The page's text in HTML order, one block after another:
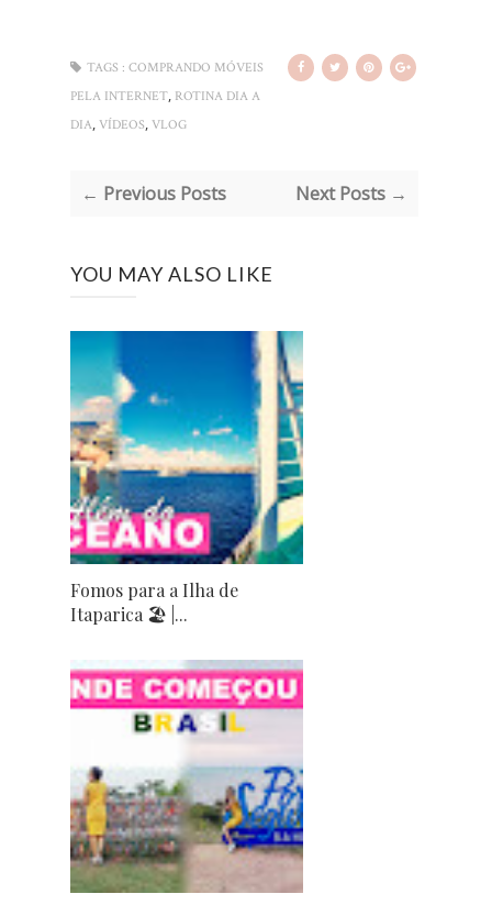
TAGS : COMPRANDO MÓVEIS
PELA INTERNET, ROTINA DIA A
DIA, VÍDEOS, VLOG
← Previous Posts Next Posts →
YOU MAY ALSO LIKE
Fomos para a Ilha de
Itaparica 🏖 |...